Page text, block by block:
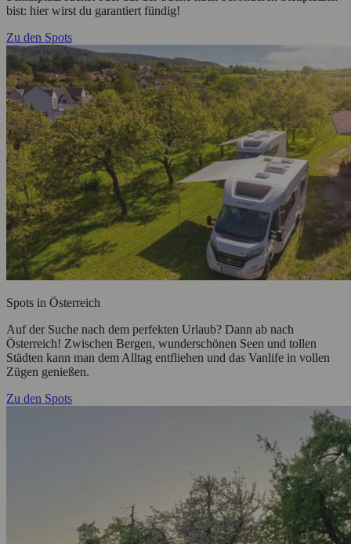
bist: hier wirst du garantiert fündig!
Zu den Spots
Spots in Österreich
Auf der Suche nach dem perfekten Urlaub? Dann ab nach
Österreich! Zwischen Bergen, wunderschönen Seen und tollen
Städten kann man dem Alltag entfliehen und das Vanlife in vollen
Zügen genießen.
Zu den Spots